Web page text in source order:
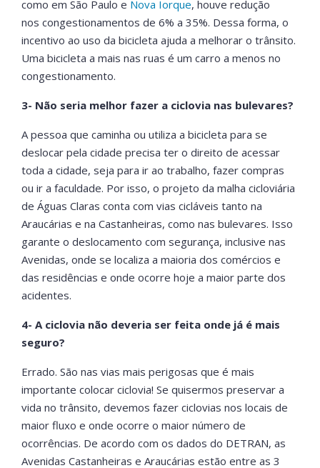
como em São Paulo e Nova Iorque, houve redução
nos congestionamentos de 6% a 35%. Dessa forma, o
incentivo ao uso da bicicleta ajuda a melhorar o trânsito.
Uma bicicleta a mais nas ruas é um carro a menos no
congestionamento.
3- Não seria melhor fazer a ciclovia nas bulevares?
A pessoa que caminha ou utiliza a bicicleta para se
deslocar pela cidade precisa ter o direito de acessar
toda a cidade, seja para ir ao trabalho, fazer compras
ou ir a faculdade. Por isso, o projeto da malha cicloviária
de Águas Claras conta com vias cicláveis tanto na
Araucárias e na Castanheiras, como nas bulevares. Isso
garante o deslocamento com segurança, inclusive nas
Avenidas, onde se localiza a maioria dos comércios e
das residências e onde ocorre hoje a maior parte dos
acidentes.
4- A ciclovia não deveria ser feita onde já é mais
seguro?
Errado. São nas vias mais perigosas que é mais
importante colocar ciclovia! Se quisermos preservar a
vida no trânsito, devemos fazer ciclovias nos locais de
maior fluxo e onde ocorre o maior número de
ocorrências. De acordo com os dados do DETRAN, as
Avenidas Castanheiras e Araucárias estão entre as 3